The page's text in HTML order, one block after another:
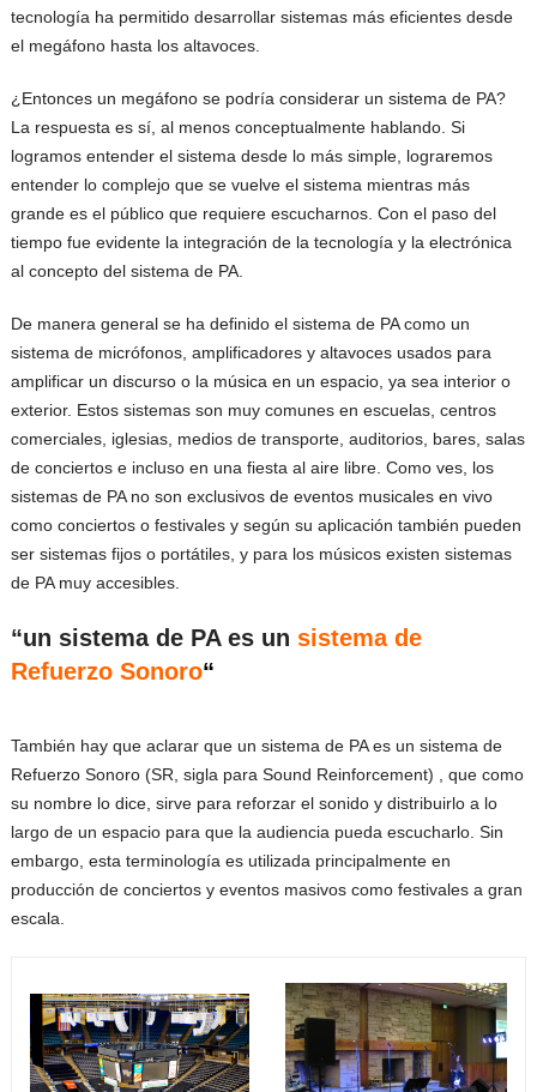
tecnología ha permitido desarrollar sistemas más eficientes desde
el megáfono hasta los altavoces.
¿Entonces un megáfono se podría considerar un sistema de PA?
La respuesta es sí, al menos conceptualmente hablando. Si
logramos entender el sistema desde lo más simple, lograremos
entender lo complejo que se vuelve el sistema mientras más
grande es el público que requiere escucharnos. Con el paso del
tiempo fue evidente la integración de la tecnología y la electrónica
al concepto del sistema de PA.
De manera general se ha definido el sistema de PA como un
sistema de micrófonos, amplificadores y altavoces usados para
amplificar un discurso o la música en un espacio, ya sea interior o
exterior. Estos sistemas son muy comunes en escuelas, centros
comerciales, iglesias, medios de transporte, auditorios, bares, salas
de conciertos e incluso en una fiesta al aire libre. Como ves, los
sistemas de PA no son exclusivos de eventos musicales en vivo
como conciertos o festivales y según su aplicación también pueden
ser sistemas fijos o portátiles, y para los músicos existen sistemas
de PA muy accesibles.
“un sistema de PA es un sistema de
Refuerzo Sonoro“
También hay que aclarar que un sistema de PA es un sistema de
Refuerzo Sonoro (SR, sigla para Sound Reinforcement) , que como
su nombre lo dice, sirve para reforzar el sonido y distribuirlo a lo
largo de un espacio para que la audiencia pueda escucharlo. Sin
embargo, esta terminología es utilizada principalmente en
producción de conciertos y eventos masivos como festivales a gran
escala.